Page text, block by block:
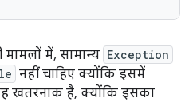
में, सामान्य Exception
नहीं चाहिए क्योंकि इसमें
खतरनाक है, क्योंकि इसका